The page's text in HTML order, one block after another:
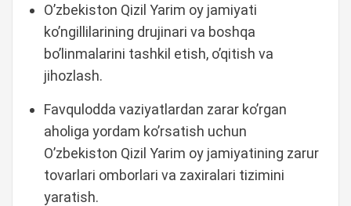
O’zbekiston Qizil Yarim oy jamiyati
ko’ngillilarining drujinari va boshqa
bo’linmalarini tashkil etish, o’qitish va
jihozlash.
Favqulodda vaziyatlardan zarar ko’rgan
aholiga yordam ko’rsatish uchun
O’zbekiston Qizil Yarim oy jamiyatining zarur
tovarlari omborlari va zaxiralari tizimini
yaratish.